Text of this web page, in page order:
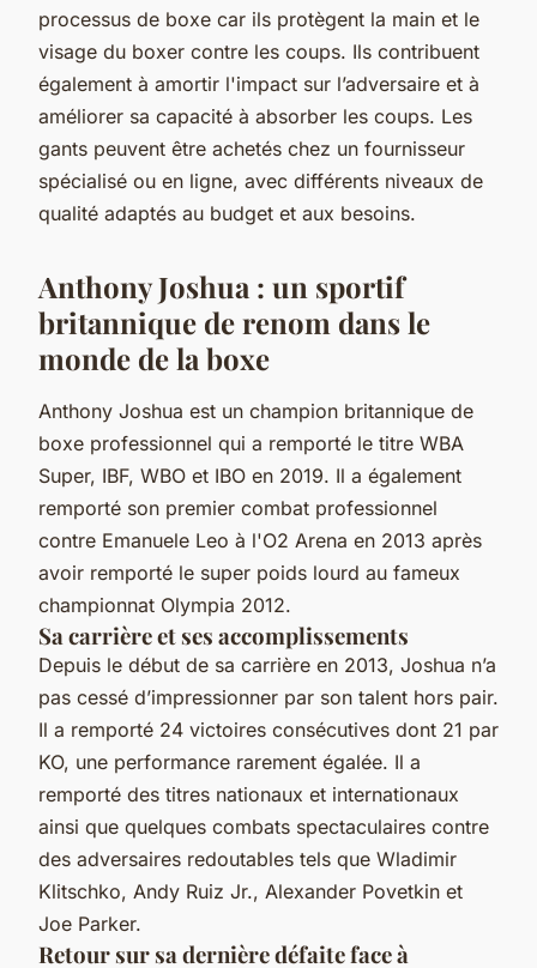
processus de boxe car ils protègent la main et le
visage du boxer contre les coups. Ils contribuent
également à amortir l'impact sur l’adversaire et à
améliorer sa capacité à absorber les coups. Les
gants peuvent être achetés chez un fournisseur
spécialisé ou en ligne, avec différents niveaux de
qualité adaptés au budget et aux besoins.
Anthony Joshua : un sportif
britannique de renom dans le
monde de la boxe
Anthony Joshua est un champion britannique de
boxe professionnel qui a remporté le titre WBA
Super, IBF, WBO et IBO en 2019. Il a également
remporté son premier combat professionnel
contre Emanuele Leo à l'O2 Arena en 2013 après
avoir remporté le super poids lourd au fameux
championnat Olympia 2012.
Sa carrière et ses accomplissements
Depuis le début de sa carrière en 2013, Joshua n’a
pas cessé d’impressionner par son talent hors pair.
Il a remporté 24 victoires consécutives dont 21 par
KO, une performance rarement égalée. Il a
remporté des titres nationaux et internationaux
ainsi que quelques combats spectaculaires contre
des adversaires redoutables tels que Wladimir
Klitschko, Andy Ruiz Jr., Alexander Povetkin et
Joe Parker.
Retour sur sa dernière défaite face à